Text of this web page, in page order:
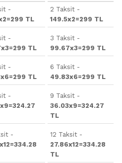
-
TL
-
TL
-
TL
-
-
2 Taksit -
149.5x2=299 TL
3 Taksit -
99.67x3=299 TL
6 Taksit -
49.83x6=299 TL
9 Taksit -
36.03x9=324.27
TL
12 Taksit -
27.86x12=334.28
TL